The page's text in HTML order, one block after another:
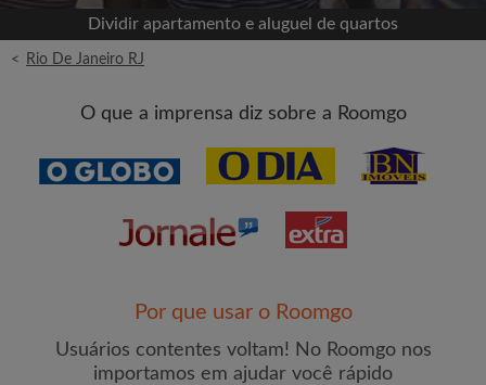
OU
Dividir apartamento e aluguel de quartos
< Rio De Janeiro RJ
O que a imprensa diz sobre a Roomgo
Por que usar o Roomgo
Usuários contentes voltam! No Roomgo nos
importamos em ajudar você rápido